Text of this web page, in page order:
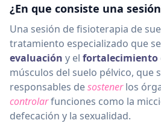
¿En que consiste una
Una sesión de fisioterapia de
tratamiento especializado que
evaluación y el fortalecimiento
músculos del suelo pélvico, que
responsables desostenerlos
controlarfunciones como la
defecación y la sexualidad.